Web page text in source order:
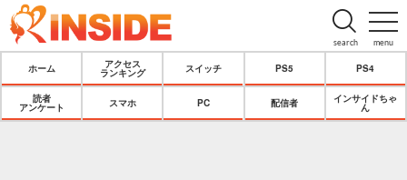
menu
search
ホーム
アクセス
ランキング
スイッチ PS5 PS4
読者
アンケート
スマホ PC 配信者
インサイドちゃ
ん